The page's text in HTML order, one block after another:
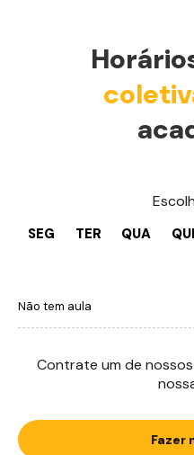
SEG TER QUA QUI
Não tem aula
Contrate um de
Fazer